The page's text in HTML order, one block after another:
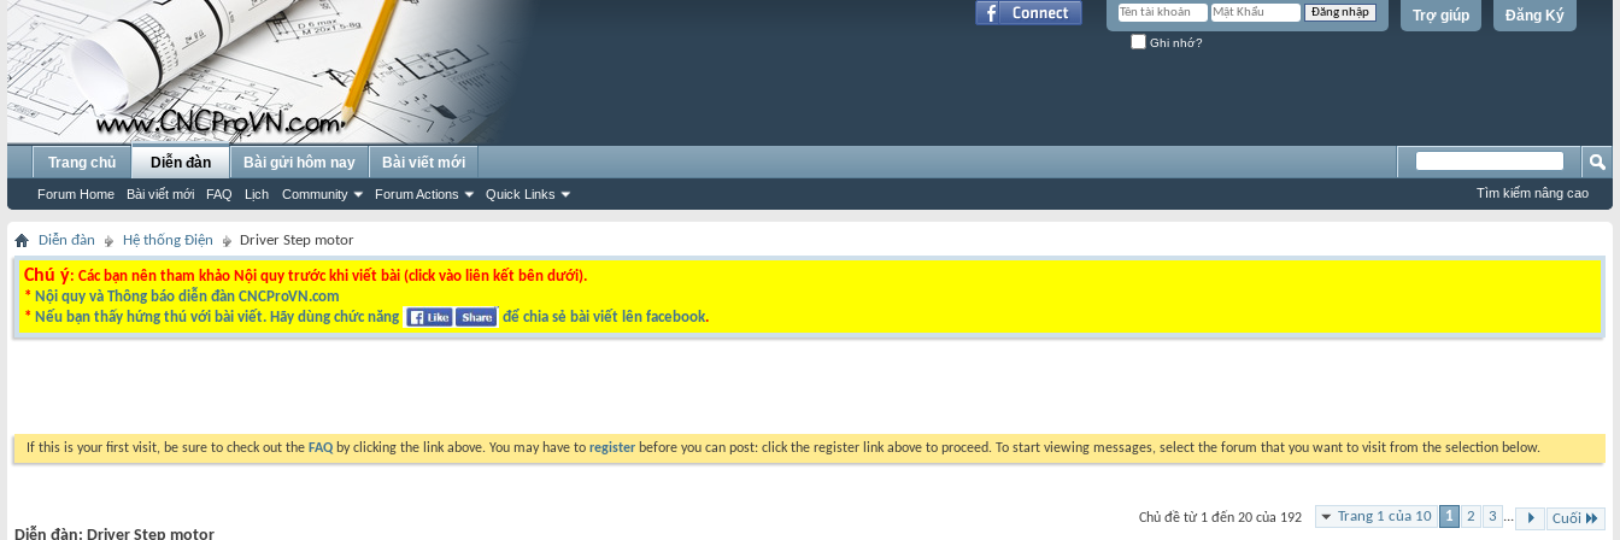
Đăng Ký
Trợ giúp
Ghi nhớ?
Trang chủ Diễn đàn
Forum Home Bài viết mới FAQ Lịch Community Forum Actions Quick Links
Bài gửi hôm nay Bài viết mới
Tìm kiếm nâng cao
Diễn đàn Hệ thống Điện Driver Step motor
Chú ý: Các bạn nên tham khảo Nội quy trước khi viết bài (click vào liên kết bên dưới).
* Nội quy và Thông báo diễn đàn CNCProVN.com
* Nếu bạn thấy hứng thú với bài viết. Hãy dùng chức năng để chia sẻ bài viết lên facebook.
If this is your first visit, be sure to check out the FAQ by clicking the link above. You may have to register before you can post: click the register link above to proceed. To start viewing messages, select the forum that you want to visit from the selection below.
Trang 1 của 10 1 2 3 ... Cuối
Chủ đề từ 1 đến 20 của 192
Diễn đàn: Driver Step motor